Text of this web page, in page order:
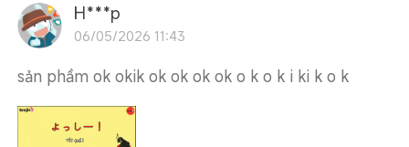
H***p
06/05/2026 11:43
sản phầm ok okik ok ok ok ok o k o k i ki k o k